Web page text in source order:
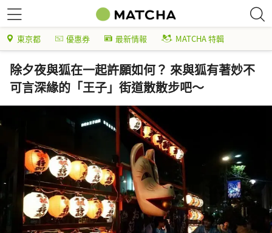
東京都 優惠券 最新情報 MATCHA 特輯
除夕夜與狐在一起許願如何？ 來與狐有著妙不
可言深緣的「王子」街道散散步吧～